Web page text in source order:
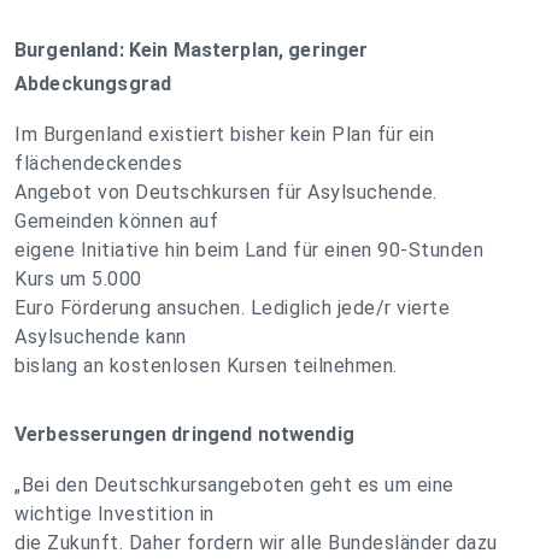
Burgenland: Kein Masterplan, geringer
Abdeckungsgrad
Im Burgenland existiert bisher kein Plan für ein
flächendeckendes
Angebot von Deutschkursen für Asylsuchende.
Gemeinden können auf
eigene Initiative hin beim Land für einen 90-Stunden
Kurs um 5.000
Euro Förderung ansuchen. Lediglich jede/r vierte
Asylsuchende kann
bislang an kostenlosen Kursen teilnehmen.
Verbesserungen dringend notwendig
„Bei den Deutschkursangeboten geht es um eine
wichtige Investition in
die Zukunft. Daher fordern wir alle Bundesländer dazu